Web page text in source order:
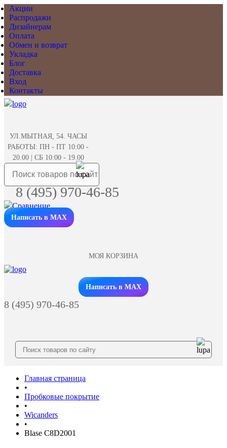
Акции
Распродажи
Дизайнерам
Оплата
Обмен и возврат
Укладка
Блог
Доставка
Вход
Контакты
УЛ.МЫТНАЯ, 54. ЧАСЫ
РАБОТЫ: ПН - ПТ 10:00 -
20.00 | СБ 10:00 - 19.00
8 (495) 970-46-85
Написать в MAX
МОЯ КОРЗИНА
Заказать звонок
Написать в MAX
8 (495) 970-46-85
Главная страница
•
Пробковые покрытие
•
Wicanders
•
Blase C8D2001